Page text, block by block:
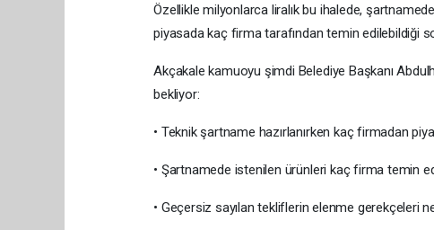
Özellikle milyonlarca liralık bu ihalede,
piyasada kaç firma tarafından temin edilebildiği
Akçakale kamuoyu şimdi Belediye Başkanı
bekliyor:
• Teknik şartname hazırlanırken kaç firmadan
• Şartnamede istenilen ürünleri kaç firma temin
• Geçersiz sayılan tekliflerin elenme gerekçeleri